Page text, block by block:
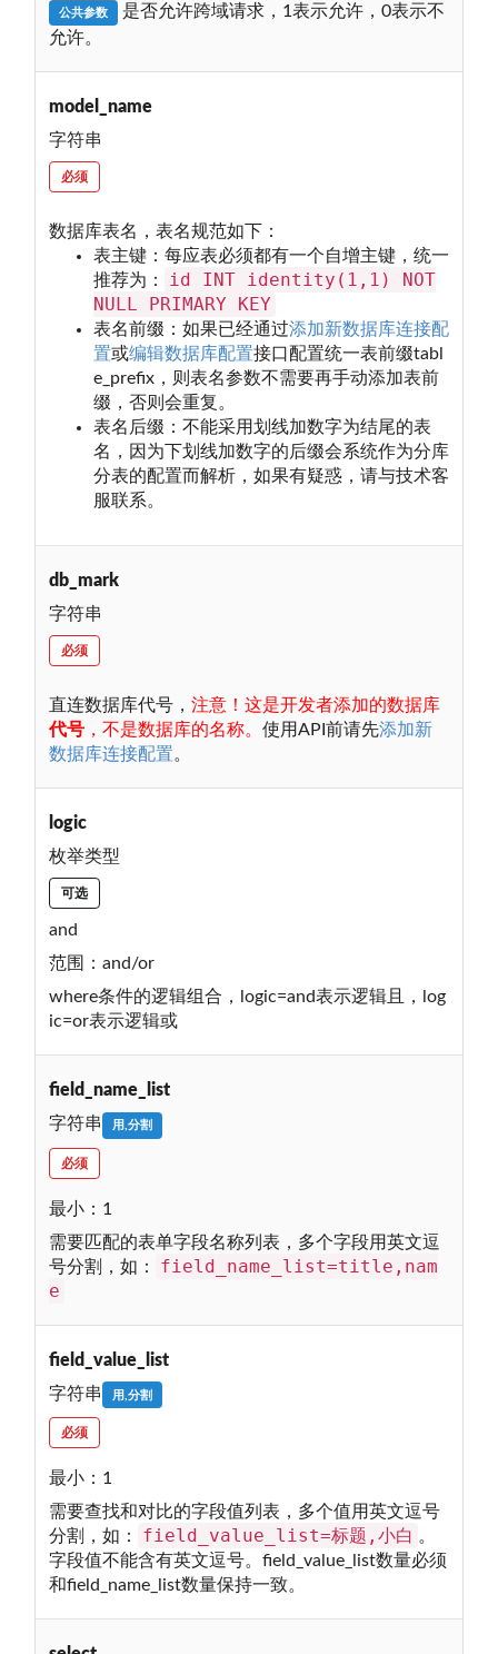
公共参数
是否允许跨域请求，1表示允许，0表示不
允许。
model_name
字符串
必须
数据库表名，表名规范如下：
表主键：每应表必须都有一个自增主键，统一
推荐为：
id INT identity(1,1) NOT
NULL PRIMARY KEY
表名前缀：如果已经通过添加新数据库连接配
置或编辑数据库配置接口配置统一表前缀tabl
e_prefix，则表名参数不需要再手动添加表前
缀，否则会重复。
表名后缀：不能采用划线加数字为结尾的表
名，因为下划线加数字的后缀会系统作为分库
分表的配置而解析，如果有疑惑，请与技术客
服联系。
db_mark
字符串
必须
直连数据库代号， 注意！这是开发者添加的数据库
代号 ，不是数据库的名称。 使用API前请先添加新
数据库连接配置。
logic
枚举类型
可选
and
范围：and/or
where条件的逻辑组合，logic=and表示逻辑且，log
ic=or表示逻辑或
field_name_list
字符串
用,分割
必须
最小：1
需要匹配的表单字段名称列表，多个字段用英文逗
号分割，如：
field_name_list=title,nam
e
field_value_list
字符串
用,分割
必须
最小：1
需要查找和对比的字段值列表，多个值用英文逗号
分割，如：
field_value_list=标题,小白 。
字段值不能含有英文逗号。field_value_list数量必须
和field_name_list数量保持一致。